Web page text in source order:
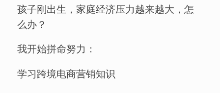
孩子刚出生，家庭经济压力越来越大，怎
么办？
我开始拼命努力：
学习跨境电商营销知识